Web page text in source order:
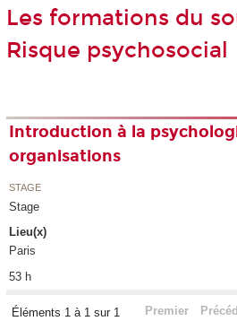
Les formations du
Risque psychosocial
Introduction à la
organisations
STAGE
Stage
Lieu(x)
Paris
53 h
Éléments 1 à 1 sur 1 Premier